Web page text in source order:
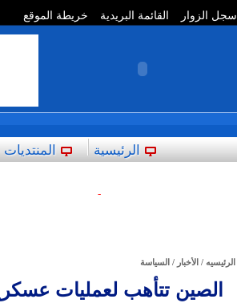
سجل الزوار القائمة البريدية خريطة الموقع
الرئيسية المنتديات
-
الرئيسيه / الأخبار / السياسة
الصين تتأهب لعمليات